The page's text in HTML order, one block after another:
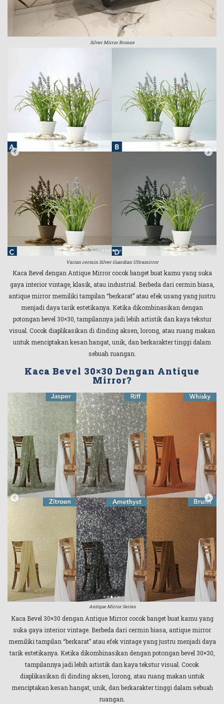
Silver Mirror Bronze
Varian cermin Silver Guardian Ultramirror
Kaca Bevel dengan Antique Mirror cocok banget buat kamu yang suka
gaya interior vintage, klasik, atau industrial. Berbeda dari cermin biasa,
antique mirror memiliki tampilan “berkarat” atau efek usang yang justru
menjadi daya tarik estetikanya. Ketika dikombinasikan dengan
potongan bevel 30×30, tampilannya jadi lebih artistik dan kaya tekstur
visual. Cocok diaplikasikan di dinding aksen, lorong, atau ruang makan
untuk menciptakan kesan hangat, unik, dan berkarakter tinggi dalam
sebuah ruangan.
Kaca Bevel 30×30 Dengan Antique
Mirror?
Antique Mirror Series
Kaca Bevel 30×30 dengan Antique Mirror cocok banget buat kamu yang
suka gaya interior vintage. Berbeda dari cermin biasa, antique mirror
memiliki tampilan “berkarat” atau efek vintage yang justru menjadi daya
tarik estetikanya. Ketika dikombinasikan dengan potongan bevel 30×30,
tampilannya jadi lebih artistik dan kaya tekstur visual. Cocok
diaplikasikan di dinding aksen, lorong, atau ruang makan untuk
menciptakan kesan hangat, unik, dan berkarakter tinggi dalam sebuah
ruangan.